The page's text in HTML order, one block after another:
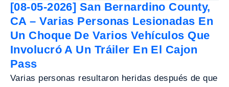
[08-05-2026] San Bernardino County,
CA – Varias Personas Lesionadas En
Un Choque De Varios Vehículos Que
Involucró A Un Tráiler En El Cajon
Pass
Varias personas resultaron heridas después de que